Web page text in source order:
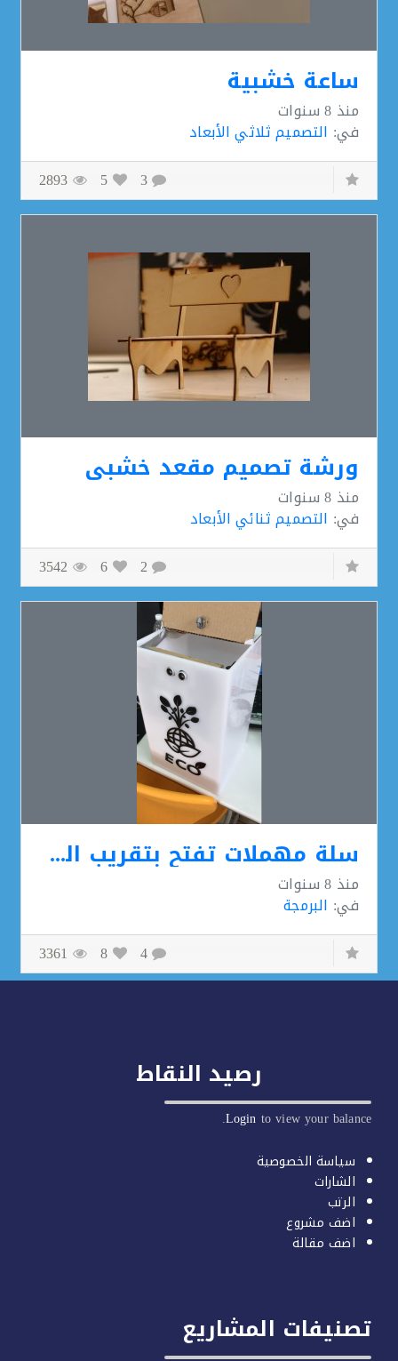
ساعة خشبية
التصميم ثلاثي الأبعاد
5
2893
ورشة تصميم مقعد خشبي
التصميم ثنائي الأبعاد
6
3542
سلة مهملات تفتح بتقريب الجسم
البرمجة
8
3361
رصيد النقاط
Loginto view your
سياسة الخصوصية
الشارات
الرتب
اضف مشروع
اضف مقالة
المشاريع